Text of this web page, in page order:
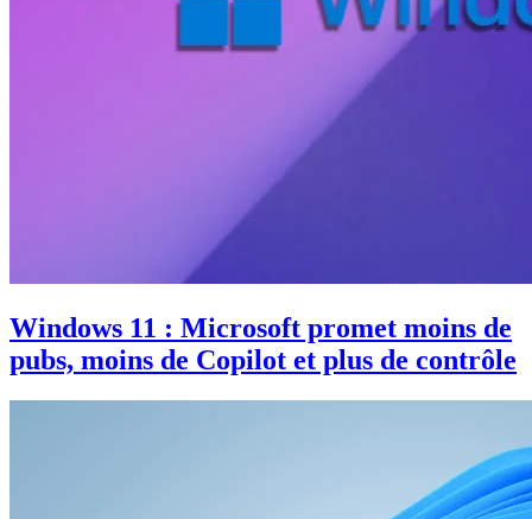
Windows 11 : Microsoft promet moins de
pubs, moins de Copilot et plus de contrôle